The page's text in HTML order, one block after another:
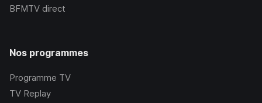
BFMTV direct
Nos programmes
Programme TV
TV Replay